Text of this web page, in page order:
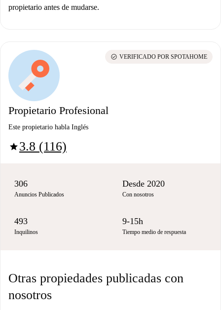
propietario antes de mudarse.
Propietario Profesional
Este propietario habla Inglés
star3.8 (116)
check_circle VERIFICADO POR SPOTAHOME
306
Anuncios Publicados
Desde 2020
Con nosotros
493
Inquilinos
9-15h
Tiempo medio de respuesta
Otras propiedades publicadas con
nosotros